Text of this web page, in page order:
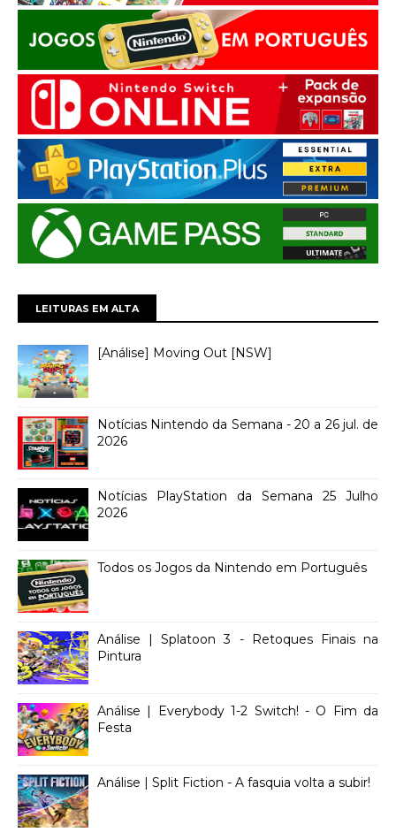
LEITURAS EM ALTA
[Análise] Moving Out [NSW]
Notícias Nintendo da Semana - 20 a 26 jul. de
2026
Notícias PlayStation da Semana 25 Julho
2026
Todos os Jogos da Nintendo em Português
Análise | Splatoon 3 - Retoques Finais na
Pintura
Análise | Everybody 1-2 Switch! - O Fim da
Festa
Análise | Split Fiction - A fasquia volta a subir!